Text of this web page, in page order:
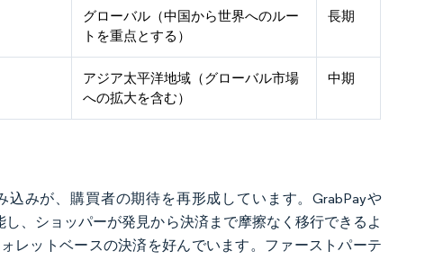
グローバル（中国から世界へのルー
トを重点とする）
長期
アジア太平洋地域（グローバル市場
への拡大を含む）
中期
みが、購買者の期待を再形成しています。GrabPayや
、ショッパーが発見から決済まで摩擦なく移行できるよ
レットベースの決済を好んでいます。ファーストパーテ